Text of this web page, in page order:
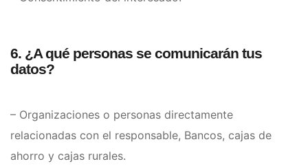
6. ¿A qué personas se comunicarán tus
datos?
– Organizaciones o personas directamente
relacionadas con el responsable, Bancos, cajas de
ahorro y cajas rurales.